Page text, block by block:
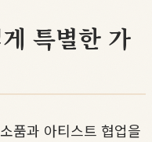
특별한 가
품과 아티스트 협업을